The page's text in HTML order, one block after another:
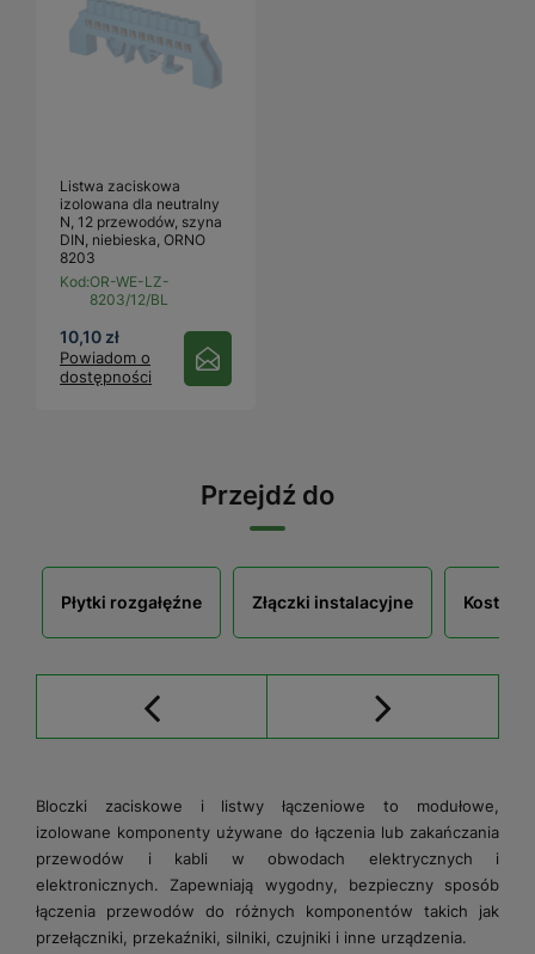
Listwa zaciskowa
izolowana dla neutralny
N, 12 przewodów, szyna
DIN, niebieska, ORNO
8203
Kod:OR-WE-LZ-
8203/12/BL
10,10 zł
Powiadom o
dostępności
Przejdź do
Płytki rozgałęźne Złączki instalacyjne Kostki
Bloczki zaciskowe i listwy łączeniowe to modułowe,
izolowane komponenty używane do łączenia lub zakańczania
przewodów i kabli w obwodach elektrycznych i
elektronicznych. Zapewniają wygodny, bezpieczny sposób
łączenia przewodów do różnych komponentów takich jak
przełączniki, przekaźniki, silniki, czujniki i inne urządzenia.